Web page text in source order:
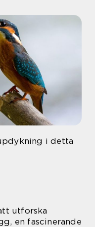
i detta
utforska
en fascinerande